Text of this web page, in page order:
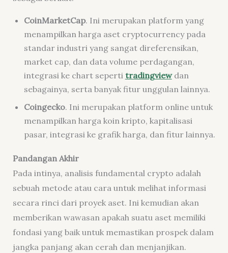
CoinMarketCap. Ini merupakan platform yang
menampilkan harga aset cryptocurrency pada
standar industri yang sangat direferensikan,
market cap, dan data volume perdagangan,
integrasi ke chart seperti tradingviewdan
sebagainya, serta banyak fitur unggulan lainnya.
Coingecko. Ini merupakan platform online untuk
menampilkan harga koin kripto, kapitalisasi
pasar, integrasi ke grafik harga, dan fitur lainnya.
Pandangan Akhir
Pada intinya, analisis fundamental crypto adalah
sebuah metode atau cara untuk melihat informasi
secara rinci dari proyek aset. Ini kemudian akan
memberikan wawasan apakah suatu aset memiliki
fondasi yang baik untuk memastikan prospek dalam
jangka panjang akan cerah dan menjanjikan.